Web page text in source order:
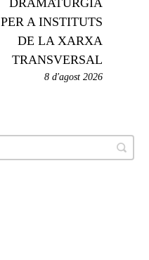
DRAMATÚRGIA
PER A INSTITUTS
DE LA XARXA
TRANSVERSAL
8 d'agost 2026